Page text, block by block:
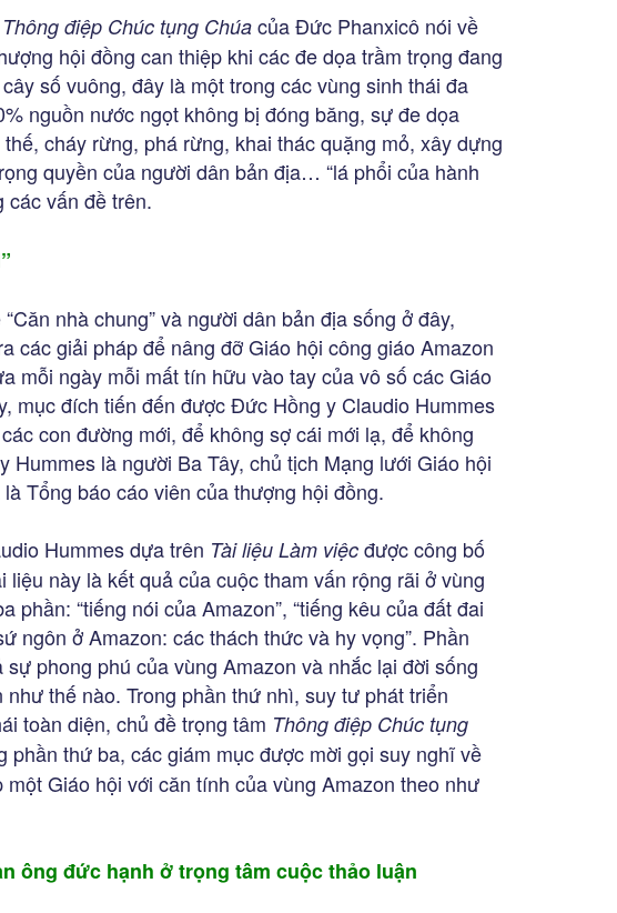
Thông điệp Chúc tụng Chúa của Đức Phanxicô nói về
hội đồng can thiệp khi các đe dọa trầm trọng đang
số vuông, đây là một trong các vùng sinh thái đa
nguồn nước ngọt không bị đóng băng, sự đe dọa
cháy rừng, phá rừng, khai thác quặng mỏ, xây dựng
quyền của người dân bản địa… “lá phổi của hành
các vấn đề trên.
nhà chung” và người dân bản địa sống ở đây,
các giải pháp để nâng đỡ Giáo hội công giáo Amazon
mỗi ngày mỗi mất tín hữu vào tay của vô số các Giáo
mục đích tiến đến được Đức Hồng y Claudio Hummes
con đường mới, để không sợ cái mới lạ, để không
Hummes là người Ba Tây, chủ tịch Mạng lưới Giáo hội
Tổng báo cáo viên của thượng hội đồng.
Hummes dựa trên Tài liệu Làm việc được công bố
liệu này là kết quả của cuộc tham vấn rộng rãi ở vùng
phần: “tiếng nói của Amazon”, “tiếng kêu của đất đai
ngôn ở Amazon: các thách thức và hy vọng”. Phần
phong phú của vùng Amazon và nhắc lại đời sống
thế nào. Trong phần thứ nhì, suy tư phát triển
toàn diện, chủ đề trọng tâm Thông điệp Chúc tụng
phần thứ ba, các giám mục được mời gọi suy nghĩ về
Giáo hội với căn tính của vùng Amazon theo như
ông đức hạnh ở trọng tâm cuộc thảo luận